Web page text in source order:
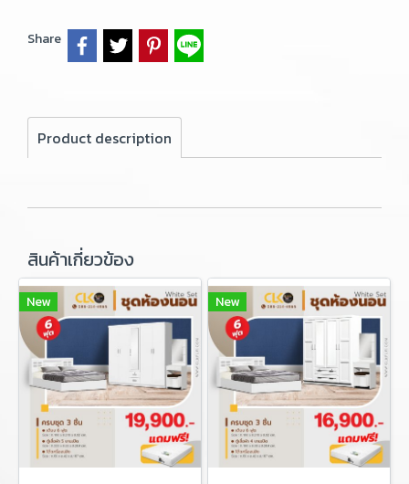
Share
Product description
สินค้าเกี่ยวข้อง
New New